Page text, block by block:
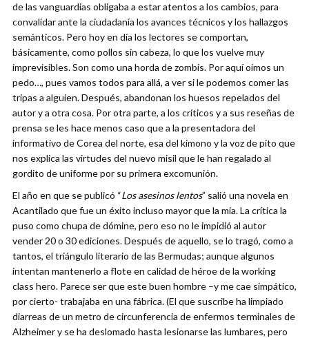
de las vanguardias obligaba a estar atentos a los cambios, para
convalidar ante la ciudadanía los avances técnicos y los hallazgos
semánticos. Pero hoy en día los lectores se comportan,
básicamente, como pollos sin cabeza, lo que los vuelve muy
imprevisibles. Son como una horda de zombis. Por aquí oímos un
pedo…, pues vamos todos para allá, a ver si le podemos comer las
tripas a alguien. Después, abandonan los huesos repelados del
autor y a otra cosa. Por otra parte, a los críticos y a sus reseñas de
prensa se les hace menos caso que a la presentadora del
informativo de Corea del norte, esa del kimono y la voz de pito que
nos explica las virtudes del nuevo misil que le han regalado al
gordito de uniforme por su primera excomunión.
El año en que se publicó “Los asesinos lentos” salió una novela en
Acantilado que fue un éxito incluso mayor que la mía. La crítica la
puso como chupa de dómine, pero eso no le impidió al autor
vender 20 o 30 ediciones. Después de aquello, se lo tragó, como a
tantos, el triángulo literario de las Bermudas; aunque algunos
intentan mantenerlo a flote en calidad de héroe de la working
class hero. Parece ser que este buen hombre –y me cae simpático,
por cierto- trabajaba en una fábrica. (El que suscribe ha limpiado
diarreas de un metro de circunferencia de enfermos terminales de
Alzheimer y se ha deslomado hasta lesionarse las lumbares, pero